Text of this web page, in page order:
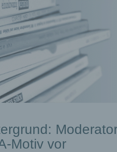
Motiv vor